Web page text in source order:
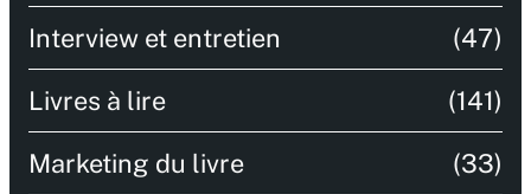
Interview et entretien (47)
Livres à lire (141)
Marketing du livre (33)